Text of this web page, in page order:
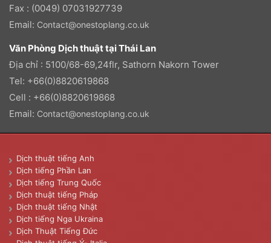
Fax : (0049) 07031927739
Email: Contact@onestoplang.co.uk
Văn Phòng Dịch thuật tại Thái Lan
Địa chỉ : 5100/68-69,24flr, Sathorn Nakorn Tower
Tel: +66(0)8820619868
Cell : +66(0)8820619868
Email: Contact@onestoplang.co.uk
Dịch thuật tiếng Anh
Dịch tiếng Phần Lan
Dịch tiếng Trung Quốc
Dịch thuật tiếng Pháp
Dịch thuật tiếng Nhật
Dịch tiếng Nga Ukraina
Dịch Thuật Tiếng Đức